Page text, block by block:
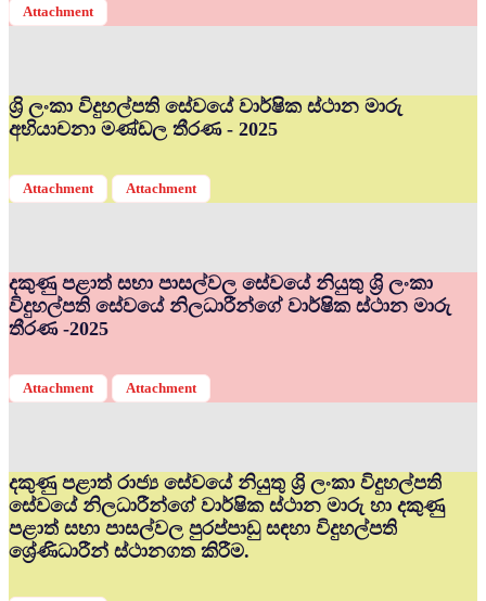
Attachment
ශ්‍රි ලංකා විදුහල්පති සේවයේ වාර්ෂික ස්ථාන මාරු
අභියාචනා මණ්ඩල තීරණ - 2025
Attachment Attachment
දකුණු පළාත් සභා පාසල්වල සේවයේ නියුතු ශ්‍රි ලංකා
විදුහල්පති සේවයේ නිලධාරීන්ගේ වාර්ෂික ස්ථාන මාරු
තීරණ -2025
Attachment Attachment
දකුණු පළාත් රාජ්‍ය සේවයේ නියුතු ශ්‍රි ලංකා විදුහල්පති
සේවයේ නිලධාරීන්ගේ වාර්ෂික ස්ථාන මාරු හා දකුණු
පළාත් සභා පාසල්වල පුරප්පාඩු සඳහා විදුහල්පති
ශ්‍රේණිධාරීන් ස්ථානගත කිරීම.